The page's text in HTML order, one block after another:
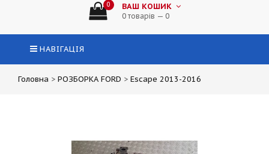
0 ВАШ КОШИК
0 товарів — 0
НАВІГАЦІЯ
Головна > РОЗБОРКА FORD > Escape 2013-2016